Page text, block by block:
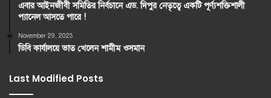
এবার আইনজীবী সমিতির নির্বচানে এড. দিপুর নেতৃত্বে একটি পূর্ণ্যশক্তিশালী
প্যানেল আসতে পারে !
November 29, 2023
ডিবি কার্যালয়ে ভাত খেলেন শামীম ওসমান
Last Modified Posts